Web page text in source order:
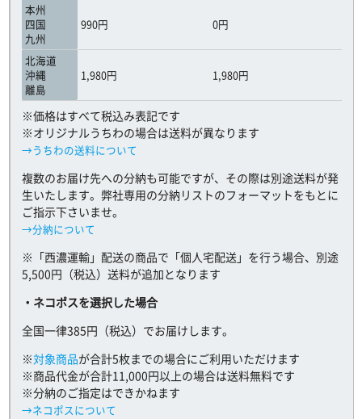
本州
四国
九州
990円 0円
北海道
沖縄
離島
1,980円 1,980円
※価格はすべて税込み表記です
※オリジナルうちわの場合は送料が異なります
→うちわの送料について
複数のお届け先への分納も可能ですが、その際は別途送料が発
生いたします。弊社専用の分納リストのフォーマットをもとに
ご指示下さいませ。
→分納について
※「西濃運輸」配送の商品で「個人宅配送」を行う場合、別途
5,500円（税込）送料が追加となります
・ネコポスを選択した場合
全国一律385円（税込）でお届けします。
※対象商品が合計5枚までの場合にご利用いただけます
※商品代金が合計11,000円以上の場合は送料無料です
※分納のご指定はできかねます
→ネコポスについて